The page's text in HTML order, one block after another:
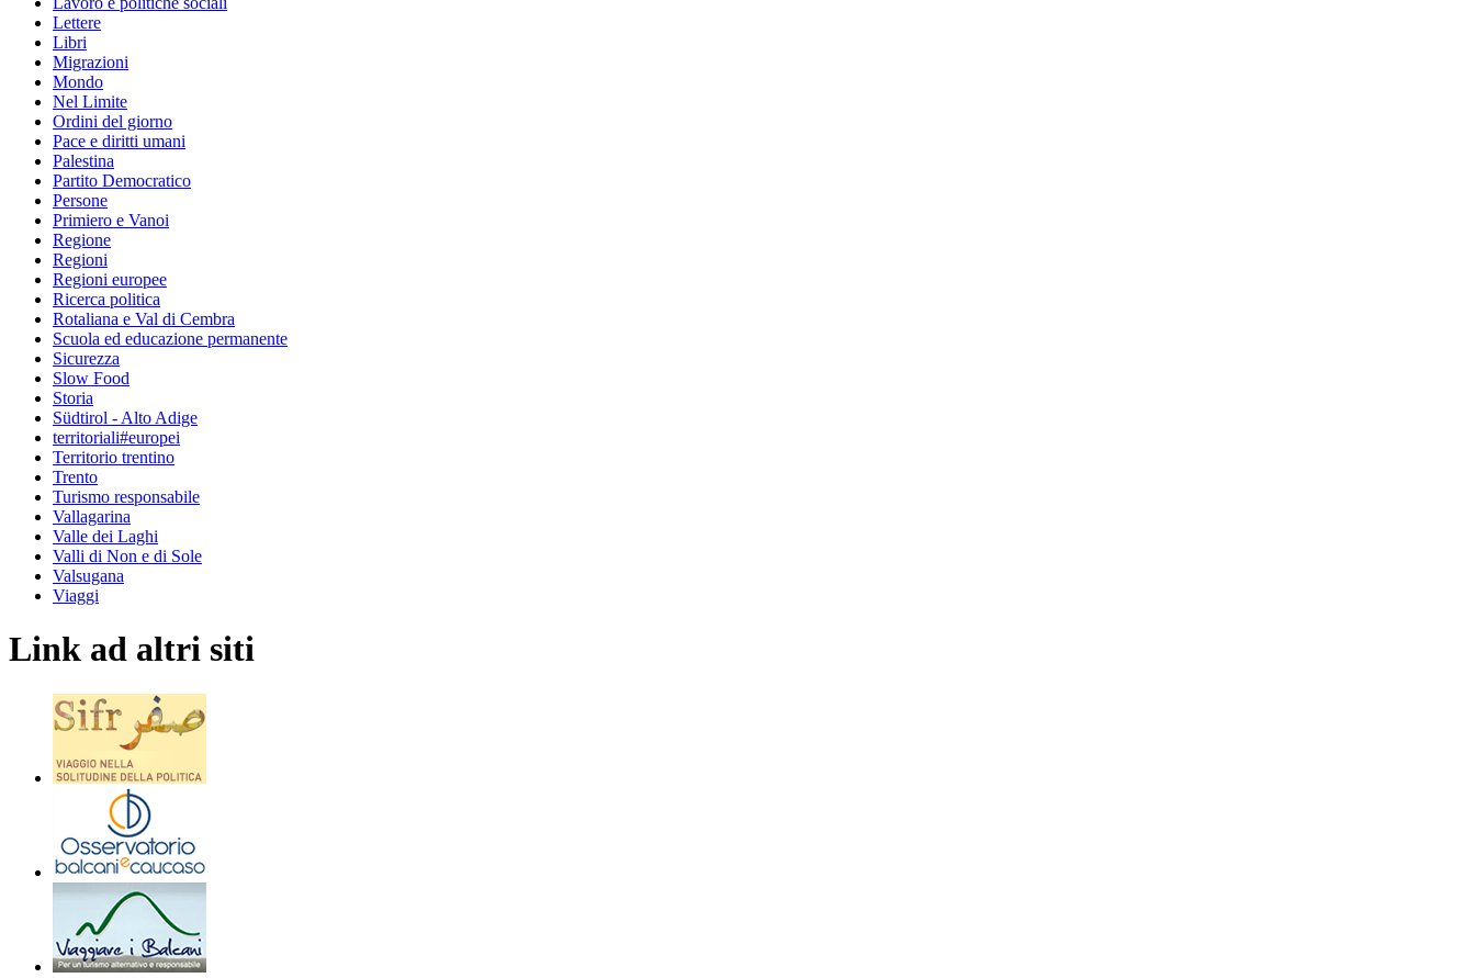
Lettere
Libri
Migrazioni
Mondo
Nel Limite
Ordini del giorno
Pace e diritti umani
Palestina
Partito Democratico
Persone
Primiero e Vanoi
Regione
Regioni
Regioni europee
Ricerca politica
Rotaliana e Val di Cembra
Scuola ed educazione permanente
Sicurezza
Slow Food
Storia
Südtirol - Alto Adige
territoriali#europei
Territorio trentino
Trento
Turismo responsabile
Vallagarina
Valle dei Laghi
Valli di Non e di Sole
Valsugana
Viaggi
Link ad altri siti